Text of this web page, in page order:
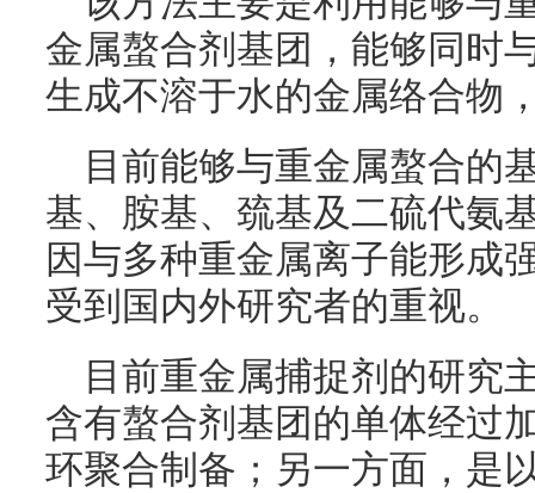
金属螯合剂基团，能够同时
生成不溶于水的金属络合物
目前能够与重金属螯合的
基、胺基、巯基及二硫代氨
因与多种重金属离子能形成
受到国内外研究者的重视。
目前重金属捕捉剂的研究
含有螯合剂基团的单体经过
环聚合制备；另一方面，是